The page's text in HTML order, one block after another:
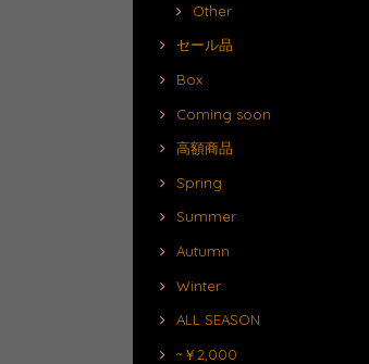
Other
セール品
Box
Coming soon
高額商品
Spring
Summer
Autumn
Winter
ALL SEASON
~￥2,000